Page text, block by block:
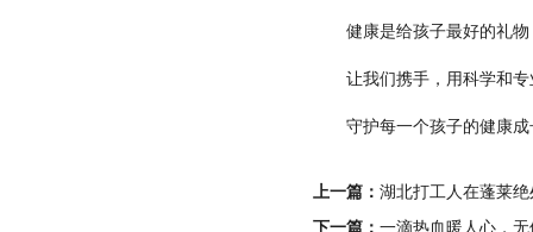
健康是给孩子最好的礼物
让我们携手，用科学和专
守护每一个孩子的健康成
上一篇： 湖北打工人在蓬莱
下一篇： 一滴热血暖人心，